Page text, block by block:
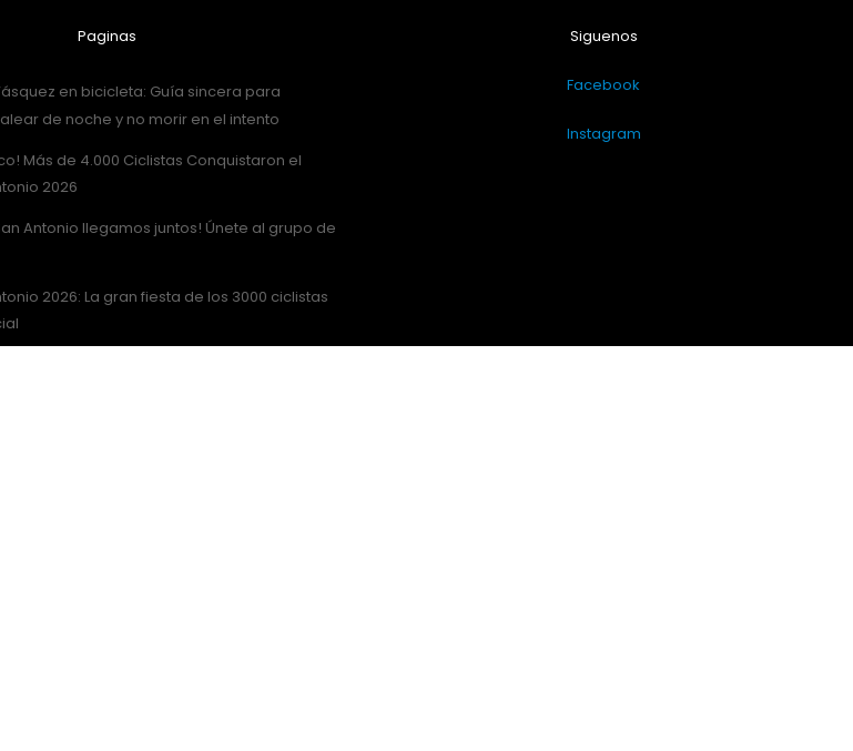
Paginas
en bicicleta: Guía sincera para
de noche y no morir en el intento
Más de 4.000 Ciclistas Conquistaron el
2026
Antonio llegamos juntos! Únete al grupo de
2026: La gran fiesta de los 3000 ciclistas
Siguenos
Facebook
Instagram